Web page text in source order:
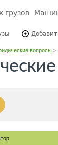
грузов
вопросы>